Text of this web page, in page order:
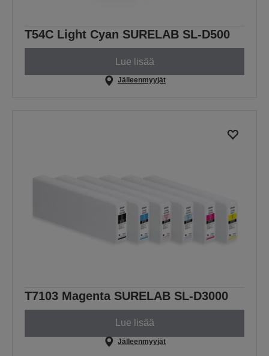
T54C Light Cyan SURELAB SL-D500
Lue lisää
Jälleenmyyjät
T7103 Magenta SURELAB SL-D3000
Lue lisää
Jälleenmyyjät